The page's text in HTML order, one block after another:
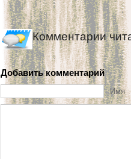
Комментарии
Добавить комментарий
Имя